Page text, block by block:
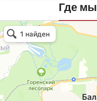
Где
Планета кровли
Кровля и кровельные материалы
Окна в Балашихе